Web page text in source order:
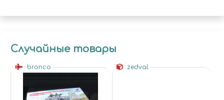
Случайные товары
bronco zedval